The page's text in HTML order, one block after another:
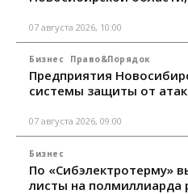
07 августа 2026, 10:00
Бизнес Право&Порядок
Предприятия
системы защиты от
07 августа 2026, 09:00
Бизнес
По «Сибэлектротерму»
листы на полмиллиарда